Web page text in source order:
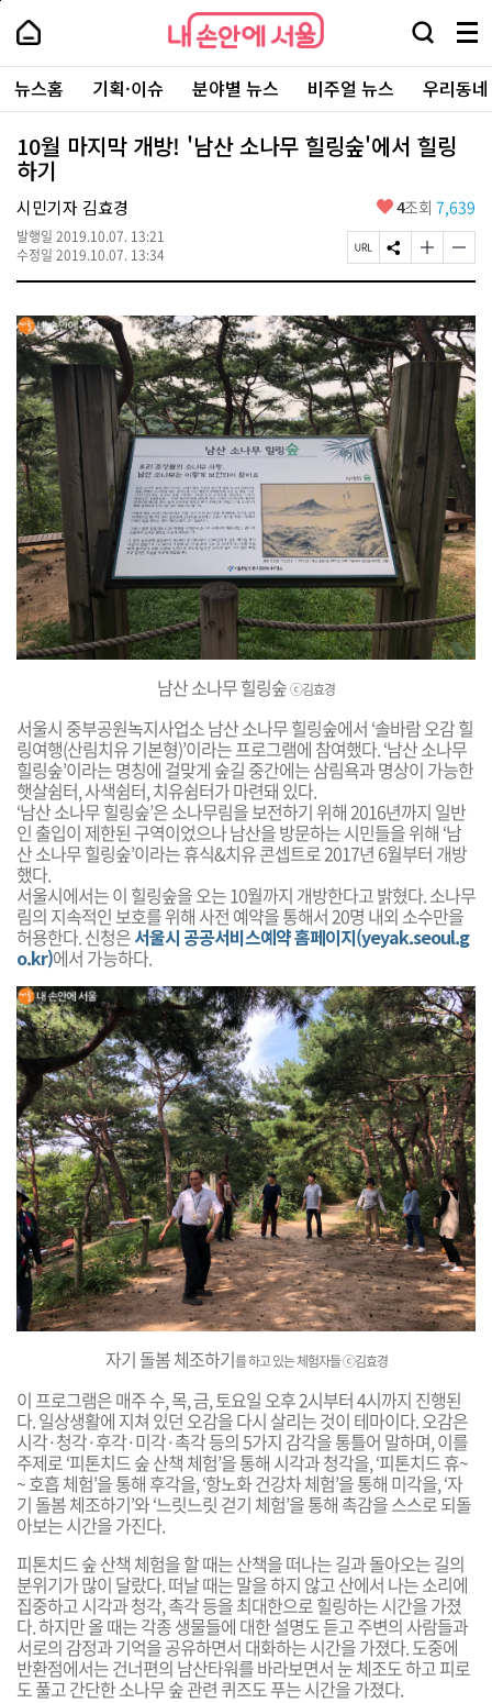
본
로
가
내
손
안
에
서
울
-
서
울
시
대
표
소
통
포
내
손
에
울
검
창
열
기
메
뉴
전
체
보
주
요
서
뉴스홈 기획·이슈 분야별 뉴스 비주얼 뉴스 우리동
10월 마지막 개방! '남산 소나무 힐링숲'에서 힐링
하기
시민기자 김효경
발행일 2019.10.07. 13:21
수정일 2019.10.07. 13:34
좋
요
4조회 7,639
페
이
U
R
L
복
사
S
N
공
유
하
기
글
자
기
크
게
변
경
하
기
글
자
기
작
게
변
경
하
기
남산 소나무 힐링숲ⓒ김효경
서울시 중부공원녹지사업소 남산 소나무 힐링숲에서 ‘솔바람 오감 힐
링여행(산림치유 기본형)’이라는 프로그램에 참여했다.‘남산 소나무
힐링숲’이라는 명칭에 걸맞게 숲길 중간에는 삼림욕과 명상이 가능한
햇살쉼터, 사색쉼터, 치유쉼터가 마련돼 있다.
‘남산 소나무 힐링숲’은 소나무림을 보전하기 위해 2016년까지 일반
인 출입이 제한된 구역이었으나 남산을 방문하는 시민들을 위해 ‘남
산 소나무 힐링숲’이라는 휴식&치유 콘셉트로 2017년 6월부터 개방
했다.
서울시에서는 이 힐링숲을 오는 10월까지 개방한다고 밝혔다. 소나무
림의 지속적인 보호를 위해 사전 예약을 통해서 20명 내외 소수만을
허용한다. 신청은서울시 공공서비스예약 홈페이지(yeyak.seoul.g
o.kr)에서 가능하다.
자기 돌봄 체조하기를 하고 있는 체험자들ⓒ김효경
이 프로그램은 매주 수, 목, 금, 토요일 오후 2시부터 4시까지 진행된
다. 일상생활에 지쳐 있던 오감을 다시 살리는 것이 테마이다. 오감은
시각·청각·후각·미각·촉각 등의 5가지 감각을 통틀어 말하며, 이를
주제로 ‘피톤치드 숲 산책 체험’을 통해 시각과 청각을, ‘피톤치드 휴~
~ 호흡 체험’을 통해 후각을, ‘항노화 건강차 체험’을 통해 미각을, ‘자
기 돌봄 체조하기’와 ‘느릿느릿 걷기 체험’을 통해 촉감을 스스로 되돌
아보는 시간을 가진다.
피톤치드 숲 산책 체험을 할 때는 산책을 떠나는 길과 돌아오는 길의
분위기가 많이 달랐다. 떠날 때는 말을 하지 않고 산에서 나는 소리에
집중하고 시각과 청각, 촉각 등을 최대한으로 힐링하는 시간을 가졌
다. 하지만 올 때는 각종 생물들에 대한 설명도 듣고 주변의 사람들과
서로의 감정과 기억을 공유하면서 대화하는 시간을 가졌다. 도중에
반환점에서는 건너편의 남산타워를 바라보면서 눈 체조도 하고 피로
도 풀고 간단한 소나무 숲 관련 퀴즈도 푸는 시간을 가졌다.
페
상
단
로